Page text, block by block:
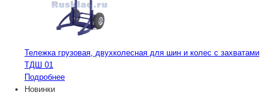
Тележка грузовая, двухколесная для шин и колес с захватами
ТДШ 01
Подробнее
Новинки